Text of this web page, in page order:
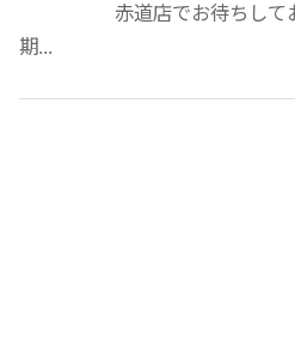
赤道店でお待ちし
期...